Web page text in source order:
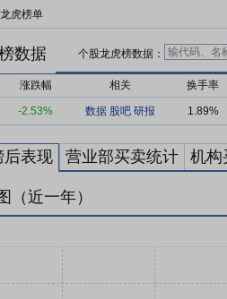
虎榜单
数据 个股龙虎榜数据：
涨跌幅 相关 换手率
-2.53% 数据 股吧 研报 1.89%
后表现 营业部买卖统计 机构
（近一年）